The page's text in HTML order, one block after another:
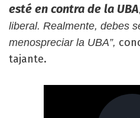
esté en contra de la UBA
liberal. Realmente, debes
menospreciar la UBA”,
tajante.